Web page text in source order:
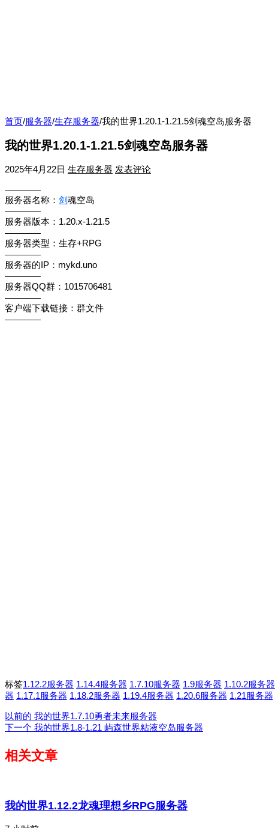
首页/服务器/生存服务器/我的世界1.20.1-1.21.5剑魂空岛服务器
我的世界1.20.1-1.21.5剑魂空岛服务器
2025年4月22日 生存服务器 发表评论
————
服务器名称： 剑魂空岛
————
服务器版本：1.20.x-1.21.5
————
服务器类型：生存+RPG
————
服务器的IP：mykd.uno
————
服务器QQ群：1015706481
————
客户端下载链接：群文件
————
标签1.12.2服务器 1.14.4服务器 1.7.10服务器 1.9服务器 1.10.2服务器
器 1.17.1服务器 1.18.2服务器 1.19.4服务器 1.20.6服务器 1.21服务器
以前的 我的世界1.7.10勇者未来服务器
下一个 我的世界1.8-1.21 屿森世界粘液空岛服务器
相关文章
我的世界1.12.2龙魂理想乡RPG服务器